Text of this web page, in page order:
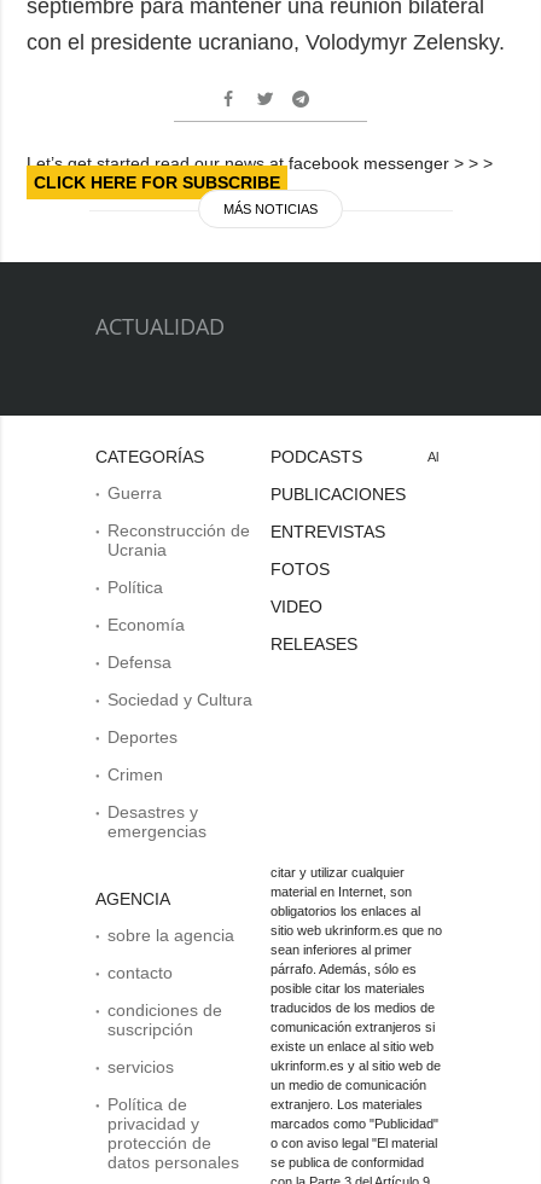
septiembre para mantener una reunión bilateral
con el presidente ucraniano, Volodymyr Zelensky.
Let’s get started read our news at facebook messenger > > >
CLICK HERE FOR SUBSCRIBE
MÁS NOTICIAS
ACTUALIDAD
CATEGORÍAS
Guerra
Reconstrucción de
Ucrania
Política
Economía
Defensa
Sociedad y Cultura
Deportes
Crimen
Desastres y
emergencias
AGENCIA
sobre la agencia
contacto
condiciones de
suscripción
servicios
Política de
privacidad y
protección de
datos personales
PODCASTS
PUBLICACIONES
ENTREVISTAS
FOTOS
VIDEO
RELEASES
Al
citar y utilizar cualquier
material en Internet, son
obligatorios los enlaces al
sitio web ukrinform.es que no
sean inferiores al primer
párrafo. Además, sólo es
posible citar los materiales
traducidos de los medios de
comunicación extranjeros si
existe un enlace al sitio web
ukrinform.es y al sitio web de
un medio de comunicación
extranjero. Los materiales
marcados como "Publicidad"
o con aviso legal "El material
se publica de conformidad